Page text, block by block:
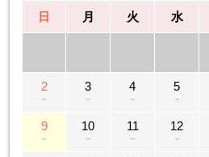
日 月 火 水
2
－
3
－
4
－
5
－
9
－
10
－
11
－
12
－